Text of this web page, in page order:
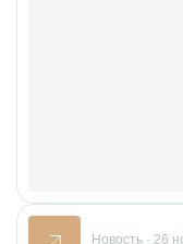
Новость · 26